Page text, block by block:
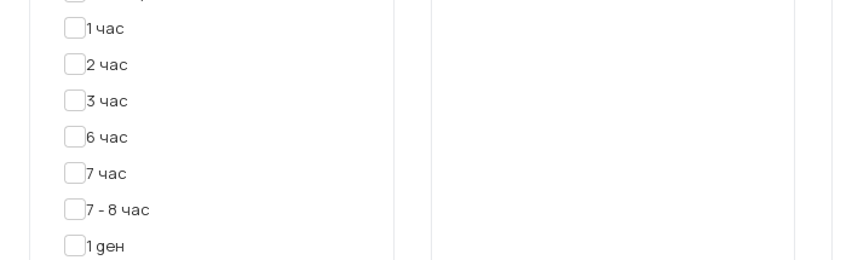
1 час
2 час
3 час
6 час
7 час
7 - 8 час
1 ден